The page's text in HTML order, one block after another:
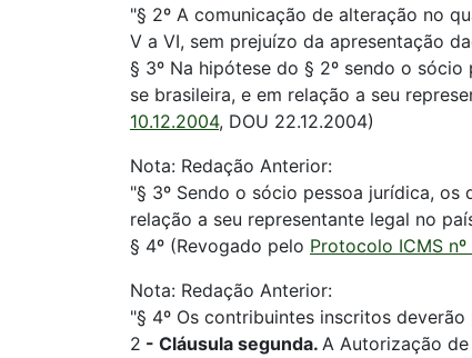
"§ 2º A comunicação de alteração no
V a VI, sem prejuízo da apresentação
§ 3º Na hipótese do § 2º sendo o
se brasileira, e em relação a seu
10.12.2004, DOU 22.12.2004)
Nota: Redação Anterior:
"§ 3º Sendo o sócio pessoa jurídica,
relação a seu representante legal no
§ 4º (Revogado pelo Protocolo ICMS nº
Nota: Redação Anterior:
"§ 4º Os contribuintes inscritos
2 - Cláusula segunda. A Autorização